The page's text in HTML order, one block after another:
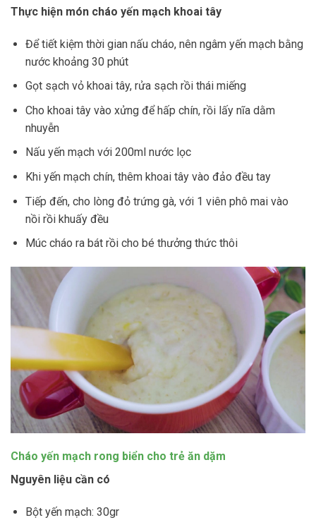
Thực hiện món cháo yến mạch khoai tây
Để tiết kiệm thời gian nấu cháo, nên ngâm yến mạch bằng
nước khoảng 30 phút
Gọt sạch vỏ khoai tây, rửa sạch rồi thái miếng
Cho khoai tây vào xửng để hấp chín, rồi lấy nĩa dằm
nhuyễn
Nấu yến mạch với 200ml nước lọc
Khi yến mạch chín, thêm khoai tây vào đảo đều tay
Tiếp đến, cho lòng đỏ trứng gà, với 1 viên phô mai vào
nồi rồi khuấy đều
Múc cháo ra bát rồi cho bé thưởng thức thôi
Cháo yến mạch rong biển cho trẻ ăn dặm
Nguyên liệu cần có
Bột yến mạch: 30gr